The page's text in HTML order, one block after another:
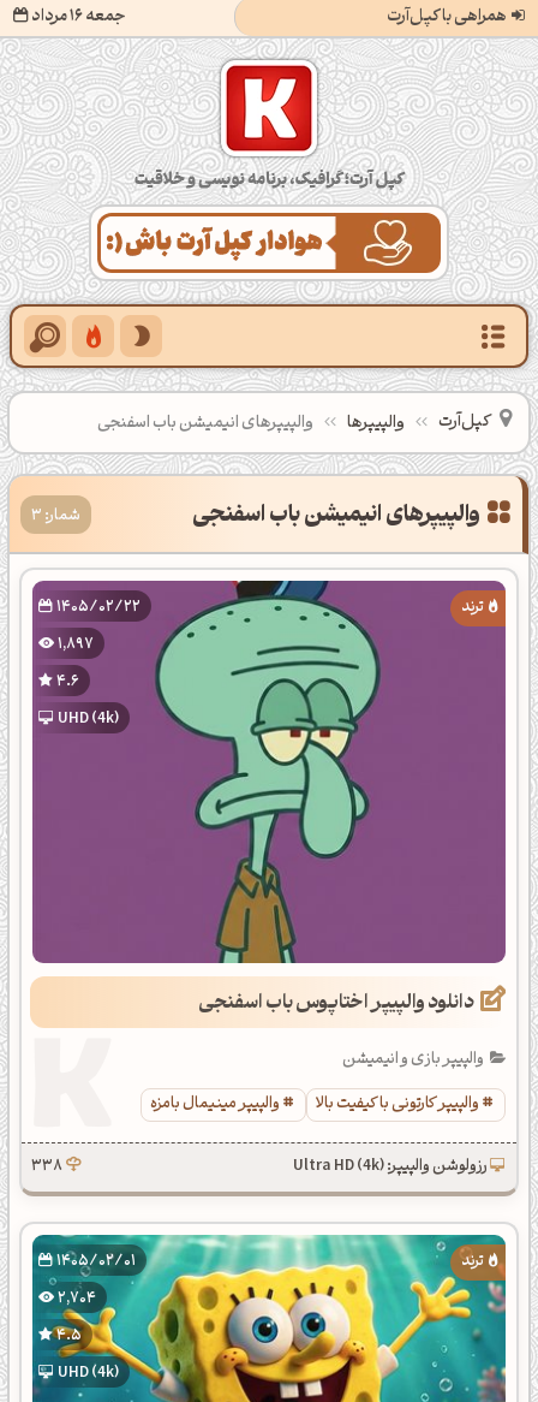
همراهی با کپل‌آرت جمعه 16 مرداد
کپل‌آرت؛ گرافیک، برنامه‌نویسی و خلاقیت
کپل‌آرت والپیپرها والپیپرهای انیمیشن باب اسفنجی
شمار: 3
1405/02/22
1,897
4.6
UHD (4k)
دانلود والپیپر اختاپوس باب اسفنجی
والپیپر بازی و انیمیشن
والپیپر کارتونی با کیفیت بالا
والپیپر مینیمال بامزه
رزولوشن والپیپر: Ultra HD (4k) 338
1405/02/01
2,704
4.5
UHD (4k)